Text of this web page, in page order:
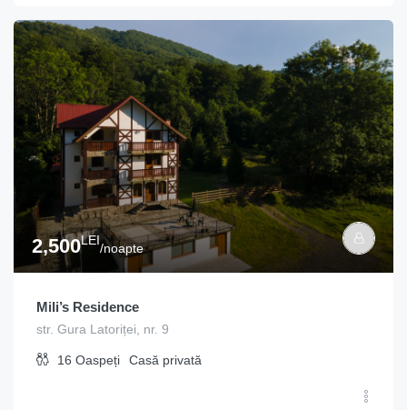
2,500LEI
/noapte
Mili’s Residence
str. Gura Latoriței, nr. 9
16 Oaspeți Casă privată